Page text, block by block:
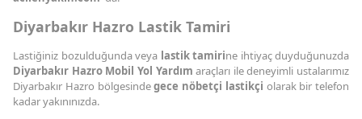
Diyarbakır Hazro Lastik Tamiri
Lastiğiniz bozulduğunda veya lastik tamirine ihtiyaç duyduğunuzda
Diyarbakır Hazro Mobil Yol Yardımaraçları ile deneyimli ustalarımız
Diyarbakır Hazro bölgesindegece nöbetçi lastikçi olarak bir telefon
kadar yakınınızda.